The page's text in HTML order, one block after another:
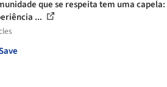
que se respeita tem uma capela:
...